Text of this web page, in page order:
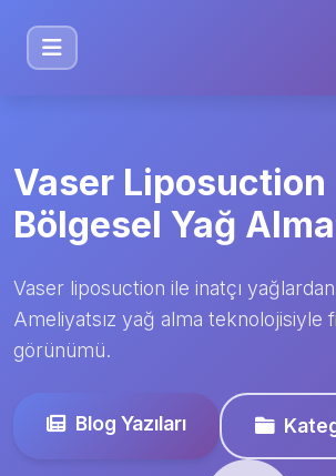
Vaser Liposuction |
Bölgesel Yağ Alma
Vaser liposuction ile inatçı
Ameliyatsız yağ alma teknolojisiyle
görünümü.
Blog Yazıları